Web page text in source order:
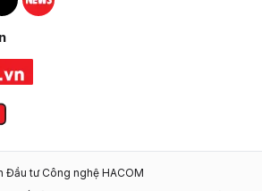
Instagram
Hacom TikTok
tư Công nghệ HACOM